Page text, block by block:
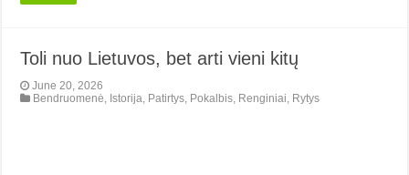
Toli nuo Lietuvos, bet arti vieni kitų
June 20, 2026
Bendruomenė Istorija Patirtys Pokalbis Renginiai Rytys